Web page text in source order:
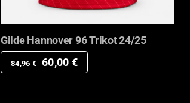
Gilde Hannover 96 Trikot 24/25
84,96€
Ursprünglicher
60,00 €Aktueller